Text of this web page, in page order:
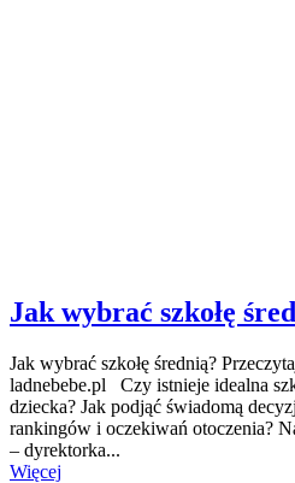
Jak wybrać szkołę
Jak wybrać szkołę średnią?
ladnebebe.pl Czy istnieje idealna
dziecka? Jak podjąć świadomą
rankingów i oczekiwań otoczenia?
– dyrektorka...
Więcej